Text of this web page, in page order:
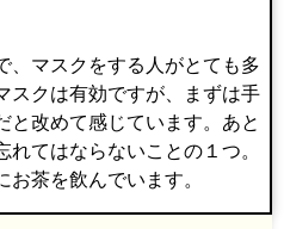
、マスクをする人がとても多
スクは有効ですが、まずは手
と改めて感じています。あと
てはならないことの１つ。
茶を飲んでいます。